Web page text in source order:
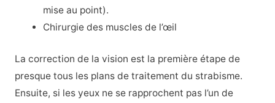
mise au point).
Chirurgie des muscles de l’œil
La correction de la vision est la première étape de
presque tous les plans de traitement du strabisme.
Ensuite, si les yeux ne se rapprochent pas l’un de